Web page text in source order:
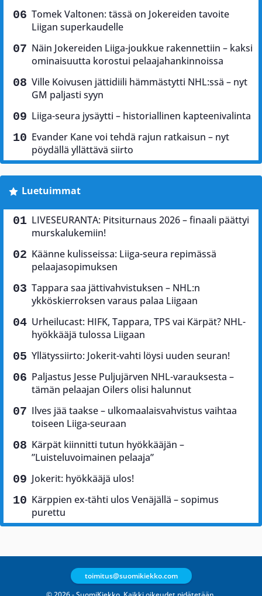
Tomek Valtonen: tässä on Jokereiden tavoite
Liigan superkaudelle
Näin Jokereiden Liiga-joukkue rakennettiin – kaksi
ominaisuutta korostui pelaajahankinnoissa
Ville Koivusen jättidiili hämmästytti NHL:ssä – nyt
GM paljasti syyn
Liiga-seura jysäytti – historiallinen kapteenivalinta
Evander Kane voi tehdä rajun ratkaisun – nyt
pöydällä yllättävä siirto
Luetuimmat
LIVESEURANTA: Pitsiturnaus 2026 – finaali päättyi
murskalukemiin!
Käänne kulisseissa: Liiga-seura repimässä
pelaajasopimuksen
Tappara saa jättivahvistuksen – NHL:n
ykköskierroksen varaus palaa Liigaan
Urheilucast: HIFK, Tappara, TPS vai Kärpät? NHL-
hyökkääjä tulossa Liigaan
Yllätyssiirto: Jokerit-vahti löysi uuden seuran!
Paljastus Jesse Puljujärven NHL-varauksesta –
tämän pelaajan Oilers olisi halunnut
Ilves jää taakse – ulkomaalaisvahvistus vaihtaa
toiseen Liiga-seuraan
Kärpät kiinnitti tutun hyökkääjän –
”Luisteluvoimainen pelaaja”
Jokerit: hyökkääjä ulos!
Kärppien ex-tähti ulos Venäjällä – sopimus
purettu
toimitus@suomikiekko.com